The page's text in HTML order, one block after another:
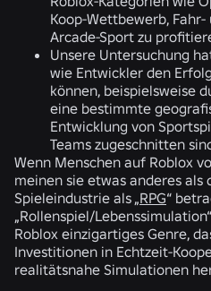
Koop-Wettbewerb,
Arcade-Sport zu
Unsere Untersuchung
wie Entwickler den
können, beispielsweise
eine bestimmte
Entwicklung von
Teams zugeschnitten
Wenn Menschen auf Roblox
meinen sie etwas anderes als
Spieleindustrie als „RPG“
„Rollenspiel/
Roblox einzigartiges Genre,
Investitionen in Echtzeit-
realitätsnahe Simulationen